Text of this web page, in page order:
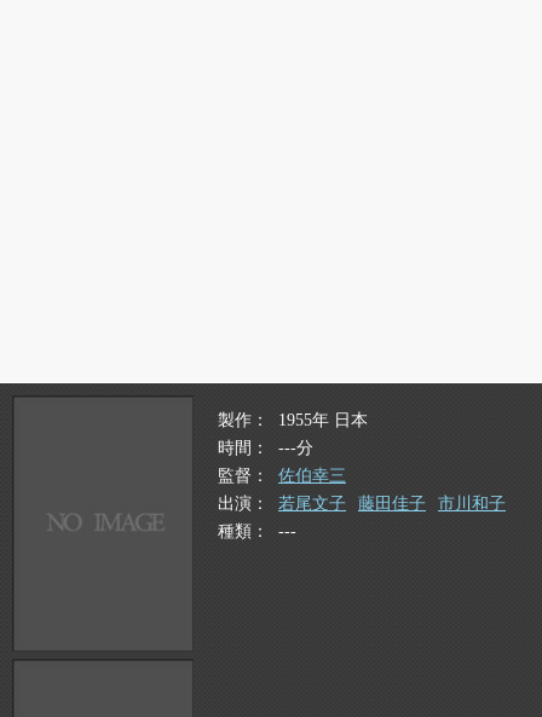
製作
1955年 日本
時間
---分
監督
佐伯幸三
出演
若尾文子 藤田佳子
市川和子
種類
---